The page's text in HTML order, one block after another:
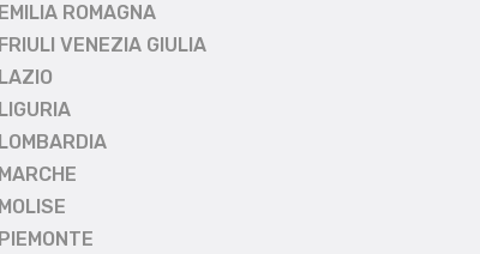
EMILIA ROMAGNA
FRIULI VENEZIA GIULIA
LAZIO
LIGURIA
LOMBARDIA
MARCHE
MOLISE
PIEMONTE